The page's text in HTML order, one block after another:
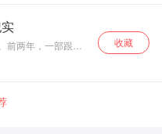
“武信君”并赐封给
就、春风得意的时
的人生轨迹，那
变故？本期节目
，齐国出兵攻打宋
阶段。这个时期所
的应对智慧，如
的历史天空，更
的导航灯塔，为
人深省的思考源
两年，一部跟贪
》成为了当时最热
身也是困扰中国专
峻法、道德宣教、
放等等、但始终效
收藏